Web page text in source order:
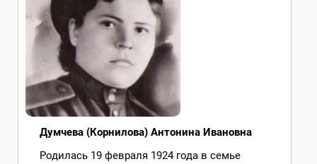
Думчева (Корнилова) Антонина Ивановна
Родилась 19 февраля 1924 года в семье